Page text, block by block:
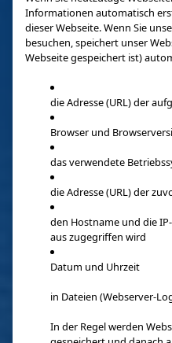
Informationen automatisch
dieser Webseite. Wenn Sie
besuchen, speichert unser
Webseite gespeichert ist)
die Adresse (URL) der
Browser und
das verwendete
die Adresse (URL) der
den Hostname und die
aus zugegriffen wird
Datum und Uhrzeit
in Dateien (Webserver-
In der Regel werden